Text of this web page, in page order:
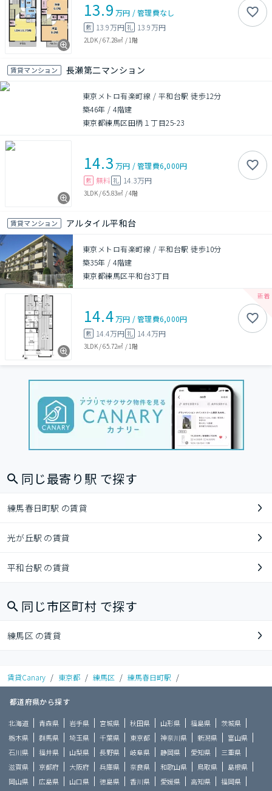
13.9 万円 /管理費なし
敷 13.9万円 礼 13.9万円
2LDK/67.28㎡ / 1階
賃貸マンション 長瀬第二マンション
東京メトロ有楽町線 / 平和台駅 徒歩12分
築46年 /4階建
東京都練馬区田柄１丁目25-23
14.3 万円 /管理費6,000円
敷 無料 礼 14.3万円
3LDK/65.83㎡ /4階
賃貸マンション アルタイル平和台
東京メトロ有楽町線 / 平和台駅 徒歩10分
築35年 /4階建
東京都練馬区平和台3丁目
14.4万円 /管理費6,000円
敷 14.4万円 礼 14.4万円
3LDK/65.72㎡ / 1階
同じ最寄り駅 で探す
練馬春日町駅 の賃貸
光が丘駅 の賃貸
平和台駅 の賃貸
同じ市区町村 で探す
練馬区 の賃貸
賃貸Canary / 東京都 / 練馬区 / 練馬春日町駅 /
都道府県から探す
北海道 青森県 岩手県 宮城県 秋田県 山形県 福島県
茨城県
栃木県
群馬県 埼玉県 千葉県 東京都 神奈川県 新潟県
富山県
石川県
福井県 山梨県 長野県 岐阜県 静岡県 愛知県
三重県
滋賀県
京都府 大阪府 兵庫県 奈良県 和歌山県 鳥取県
島根県
岡山県
広島県 山口県 徳島県 香川県 愛媛県 高知県 福岡県